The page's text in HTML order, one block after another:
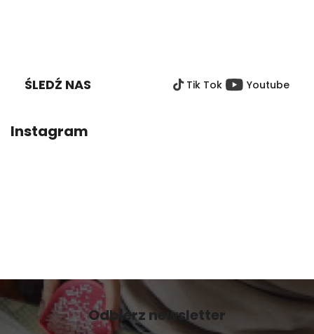
ŚLEDŹ NAS Tik Tok Youtube
Instagram
Odbierz newsletter